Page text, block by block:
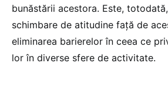
bunăstării acestora. Este,
schimbare de atitudine faţă de
eliminarea barierelor în ceea ce
lor în diverse sfere de activitate.